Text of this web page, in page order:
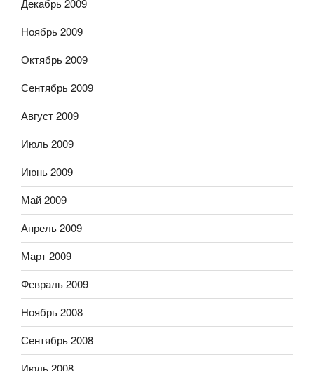
Декабрь 2009
Ноябрь 2009
Октябрь 2009
Сентябрь 2009
Август 2009
Июль 2009
Июнь 2009
Май 2009
Апрель 2009
Март 2009
Февраль 2009
Ноябрь 2008
Сентябрь 2008
Июль 2008